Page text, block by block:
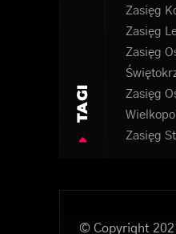
TAGI
Zasięg
Zasięg
Zasięg
Zasięg
Zasięg
© Copyright